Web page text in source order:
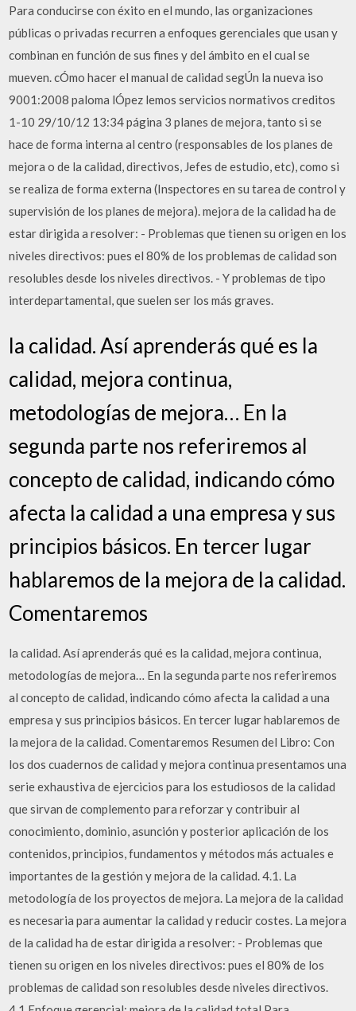
Para conducirse con éxito en el mundo, las organizaciones
públicas o privadas recurren a enfoques gerenciales que usan y
combinan en función de sus fines y del ámbito en el cual se
mueven. cÓmo hacer el manual de calidad segÚn la nueva iso
9001:2008 paloma lÓpez lemos servicios normativos creditos
1-10 29/10/12 13:34 página 3 planes de mejora, tanto si se
hace de forma interna al centro (responsables de los planes de
mejora o de la calidad, directivos, Jefes de estudio, etc), como si
se realiza de forma externa (Inspectores en su tarea de control y
supervisión de los planes de mejora). mejora de la calidad ha de
estar dirigida a resolver: - Problemas que tienen su origen en los
niveles directivos: pues el 80% de los problemas de calidad son
resolubles desde los niveles directivos. - Y problemas de tipo
interdepartamental, que suelen ser los más graves.
la calidad. Así aprenderás qué es la
calidad, mejora continua,
metodologías de mejora… En la
segunda parte nos referiremos al
concepto de calidad, indicando cómo
afecta la calidad a una empresa y sus
principios básicos. En tercer lugar
hablaremos de la mejora de la calidad.
Comentaremos
la calidad. Así aprenderás qué es la calidad, mejora continua,
metodologías de mejora… En la segunda parte nos referiremos
al concepto de calidad, indicando cómo afecta la calidad a una
empresa y sus principios básicos. En tercer lugar hablaremos de
la mejora de la calidad. Comentaremos Resumen del Libro: Con
los dos cuadernos de calidad y mejora continua presentamos una
serie exhaustiva de ejercicios para los estudiosos de la calidad
que sirvan de complemento para reforzar y contribuir al
conocimiento, dominio, asunción y posterior aplicación de los
contenidos, principios, fundamentos y métodos más actuales e
importantes de la gestión y mejora de la calidad. 4.1. La
metodología de los proyectos de mejora. La mejora de la calidad
es necesaria para aumentar la calidad y reducir costes. La mejora
de la calidad ha de estar dirigida a resolver: - Problemas que
tienen su origen en los niveles directivos: pues el 80% de los
problemas de calidad son resolubles desde niveles directivos.